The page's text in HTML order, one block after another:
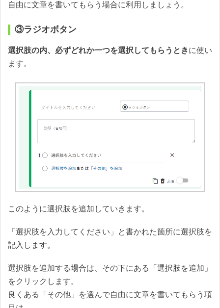
自由に文章を書いてもらう場合に利用しましょう。
③ラジオボタン
選択肢の内、必ずどれか一つを選択してもらうときに使い
ます。
このように選択肢を追加していきます。
「選択肢を入力してください」と書かれた箇所に選択肢を
記入します。
選択肢を追加する場合は、その下にある「選択肢を追加」
をクリックします。
良くある「その他」を選んで自由に文章を書いてもらう項